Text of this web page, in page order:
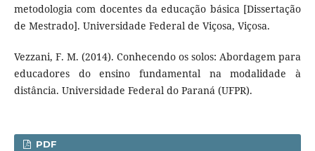
metodologia com docentes da educação básica [Dissertação
de Mestrado]. Universidade Federal de Viçosa, Viçosa.
Vezzani, F. M. (2014). Conhecendo os solos: Abordagem para
educadores do ensino fundamental na modalidade à
distância. Universidade Federal do Paraná (UFPR).
PDF